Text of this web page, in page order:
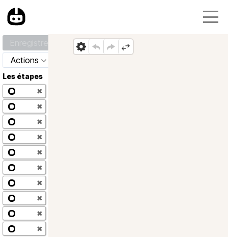
Actions
Les étapes
✖
✖
✖
✖
✖
✖
✖
✖
✖
✖